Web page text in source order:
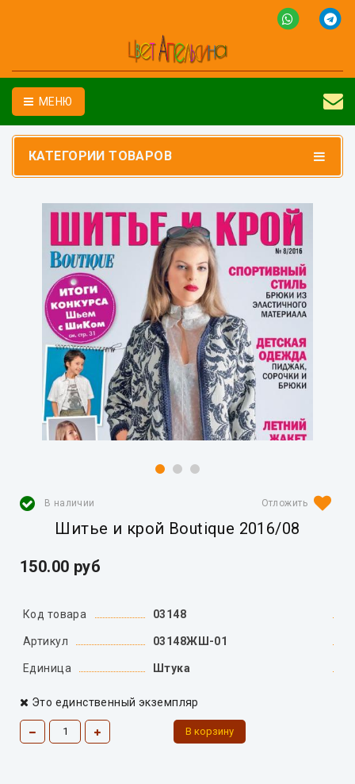
МЕНЮ
КАТЕГОРИИ ТОВАРОВ
В наличии
Шитье и крой Boutique 2016/08
150.00 руб
Код товара 03148
Артикул 03148ЖШ-01
Единица Штука
Это единственный экземпляр